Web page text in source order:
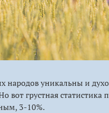
народов уникальны и
вот грустная
3-10%.